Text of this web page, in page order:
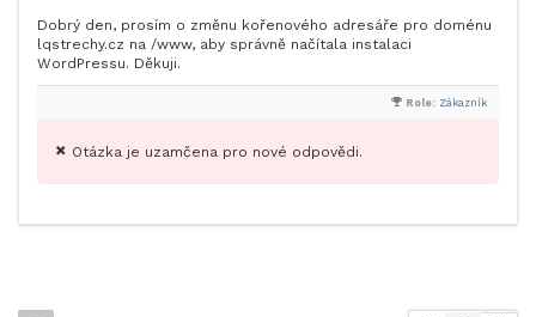
Dobrý den, prosím o změnu kořenového adresáře pro doménu
lqstrechy.cz na /www, aby správně načítala instalaci
WordPressu. Děkuji.
Role: Zákazník
Otázka je uzamčena pro nové odpovědi.